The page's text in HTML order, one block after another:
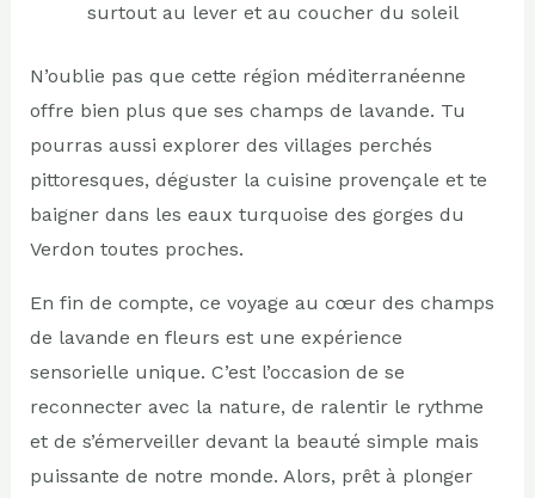
surtout au lever et au coucher du soleil
N’oublie pas que cette région méditerranéenne
offre bien plus que ses champs de lavande. Tu
pourras aussi explorer des villages perchés
pittoresques, déguster la cuisine provençale et te
baigner dans les eaux turquoise des gorges du
Verdon toutes proches.
En fin de compte, ce voyage au cœur des champs
de lavande en fleurs est une expérience
sensorielle unique. C’est l’occasion de se
reconnecter avec la nature, de ralentir le rythme
et de s’émerveiller devant la beauté simple mais
puissante de notre monde. Alors, prêt à plonger